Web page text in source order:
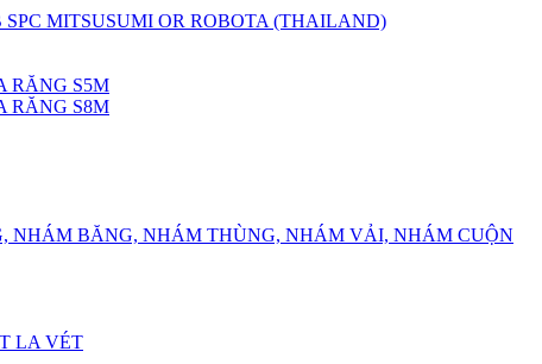
MITSUSUMI OR ROBOTA (THAILAND)
RĂNG S5M
RĂNG S8M
BĂNG, NHÁM THÙNG, NHÁM VẢI, NHÁM CUỘN
LA VÉT